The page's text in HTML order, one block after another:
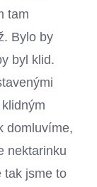
tam
Bylo by
byl klid.
domluvíme,
nektarinku
tak jsme to